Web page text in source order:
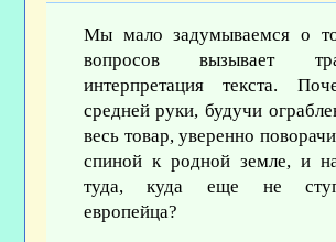
Мы мало задумываемся о
вопросов вызывает
интерпретация текста.
средней руки, будучи
весь товар, уверенно
спиной к родной земле, и
туда, куда еще не
европейца?